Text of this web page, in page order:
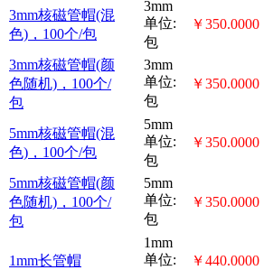
品管帽
单位:
包
5mm有孔样
品管帽
5mm
单位:
包
的螺丝帽S-
5-SC
5mm
单位:
包
无隔垫螺丝
帽
5mm
单位:
包
100个/包
3mm
单位:
包